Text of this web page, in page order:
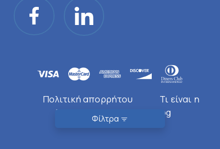
Φίλτρα
Πολιτική απορρήτου
Τι είναι η
Doctor Near You
Blog